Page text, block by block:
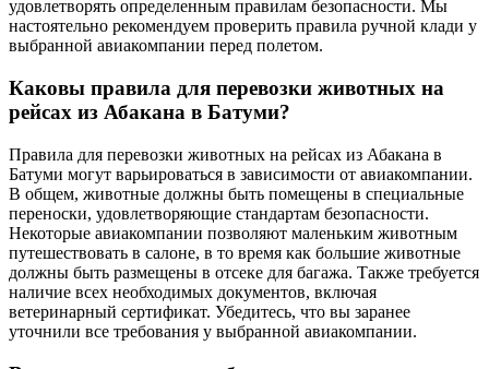
удовлетворять определенным правилам безопасности. Мы
настоятельно рекомендуем проверить правила ручной клади у
выбранной авиакомпании перед полетом.
Каковы правила для перевозки животных на
рейсах из Абакана в Батуми?
Правила для перевозки животных на рейсах из Абакана в
Батуми могут варьироваться в зависимости от авиакомпании.
В общем, животные должны быть помещены в специальные
переноски, удовлетворяющие стандартам безопасности.
Некоторые авиакомпании позволяют маленьким животным
путешествовать в салоне, в то время как большие животные
должны быть размещены в отсеке для багажа. Также требуется
наличие всех необходимых документов, включая
ветеринарный сертификат. Убедитесь, что вы заранее
уточнили все требования у выбранной авиакомпании.